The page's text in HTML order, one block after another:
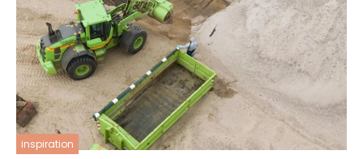
inspiration